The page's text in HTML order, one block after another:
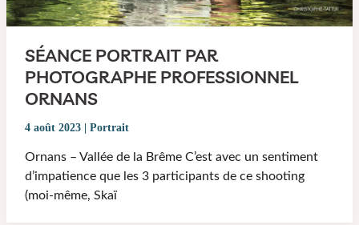
SÉANCE PORTRAIT PAR
PHOTOGRAPHE PROFESSIONNEL
ORNANS
4 août 2023 | Portrait
Ornans – Vallée de la Brême C’est avec un sentiment
d’impatience que les 3 participants de ce shooting
(moi-même, Skaï